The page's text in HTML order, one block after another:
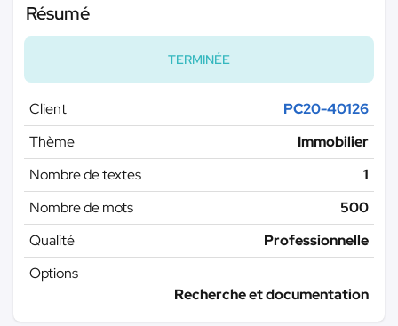
Résumé
TERMINÉE
Client
PC20-40126
Thème
Immobilier
Nombre de textes
1
Nombre de mots
500
Qualité
Professionnelle
Options
Recherche et documentation